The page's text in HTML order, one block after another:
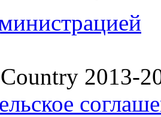
2013-